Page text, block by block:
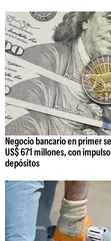
Negocio bancario en primer
US$ 671 millones, con
depósitos